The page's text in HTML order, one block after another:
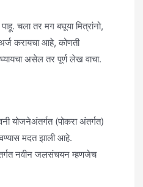
चला तर मग बघूया मित्रांनो,
करायचा आहे, कोणती
असेल तर पूर्ण लेख वाचा.
योजनेअंतर्गत (पोकरा अंतर्गत)
मदत झाली आहे.
नवीन जलसंचयन म्हणजेच